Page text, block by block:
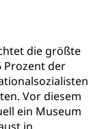
die größte
Prozent der
Vor diesem
ein Museum